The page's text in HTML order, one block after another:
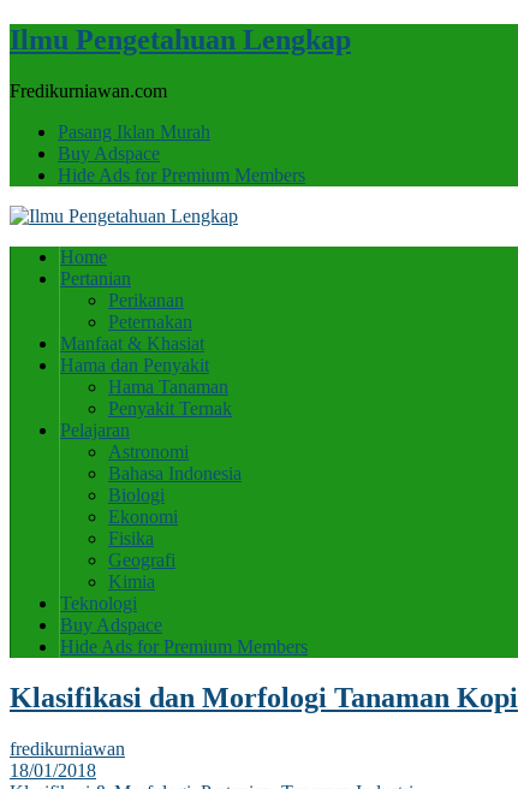
Ilmu Pengetahuan Lengkap
Fredikurniawan.com
Pasang Iklan Murah
Buy Adspace
Hide Ads for Premium Members
Home
Pertanian
Perikanan
Peternakan
Manfaat & Khasiat
Hama dan Penyakit
Hama Tanaman
Penyakit Ternak
Pelajaran
Astronomi
Bahasa Indonesia
Biologi
Ekonomi
Fisika
Geografi
Kimia
Teknologi
Buy Adspace
Hide Ads for Premium Members
Klasifikasi dan Morfologi Tanaman Kopi
fredikurniawan
18/01/2018